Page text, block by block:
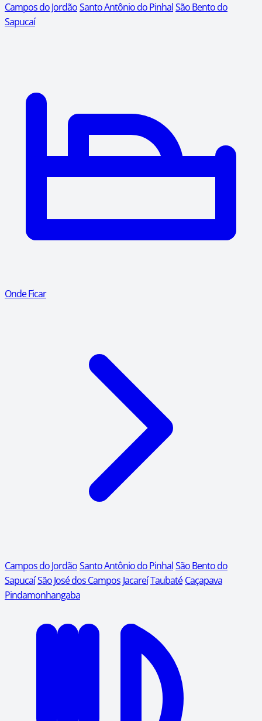
Campos do JordãoSanto Antônio do PinhalSão Bento do
Sapucaí
Onde Ficar
Campos do JordãoSanto Antônio do PinhalSão Bento do
SapucaíSão José dos Campos JacareíTaubaté Caçapava
Pindamonhangaba